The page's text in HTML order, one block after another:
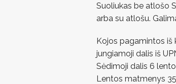
Suoliukas be atlošo
arba su atlošu.
Kojos pagamintos iš
jungiamoji dalis iš
Sėdimoji dalis 6
Lentos matmenys